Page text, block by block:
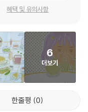
푸른독새기콩’, 일찍 심고
감의 ‘밥밑콩’들, 껍질 색
콩나물로 길러 온 ‘나물
아리콩’, ‘렌틸콩’, ‘동부’,
게 친숙하고 또 낯선 콩 이야
니다.
혜택 및 유의사항
6
더보기
한줄평 0